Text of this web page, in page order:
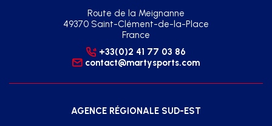
Route de la Meignanne
49370 Saint-Clément-de-la-Place
France
+33(0)2 41 77 03 86
contact@martysports.com
AGENCE RÉGIONALE SUD-EST